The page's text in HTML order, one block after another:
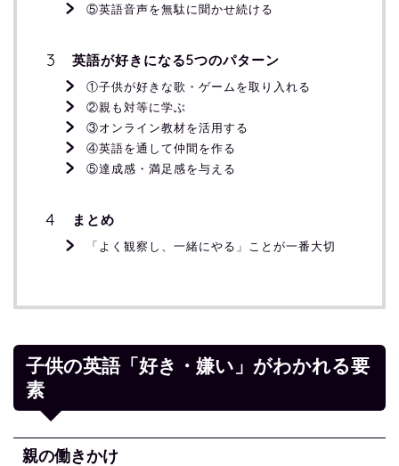
⑤英語音声を無駄に聞かせ続ける
英語が好きになる5つのパターン
①子供が好きな歌・ゲームを取り入れる
②親も対等に学ぶ
③オンライン教材を活用する
④英語を通して仲間を作る
⑤達成感・満足感を与える
まとめ
「よく観察し、一緒にやる」ことが一番大切
子供の英語「好き・嫌い」がわかれる要
素
親の働きかけ